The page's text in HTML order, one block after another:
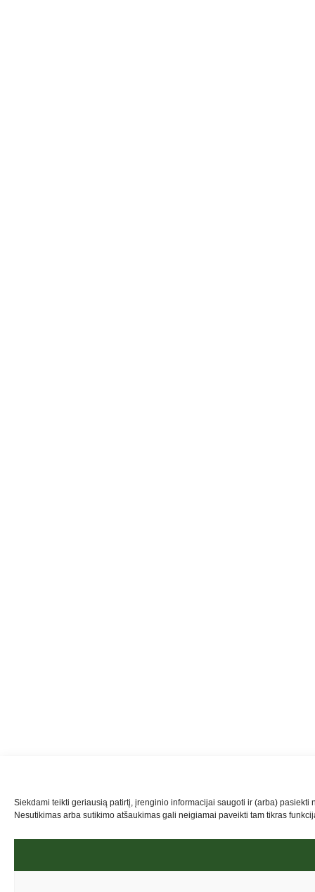
Siekdami teikti geriausią patirtį, įrenginio informacijai saugoti ir (arba)
Nesutikimas arba sutikimo atšaukimas gali neigiamai paveikti tam tikras